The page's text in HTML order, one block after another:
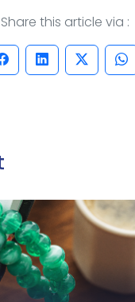
Share this article via :